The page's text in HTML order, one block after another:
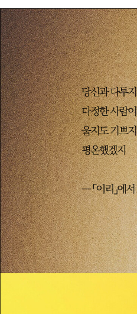
아버지가 나에게 기타를 선물하지
붉은 눈으로 방문을 두드리지 않았
아무래도 너는 글렀다고 슬퍼하지
나는 여전히 골방에서
침묵했을 것이다.